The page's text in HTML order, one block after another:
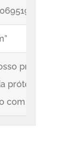
projeto
prótese será
com o